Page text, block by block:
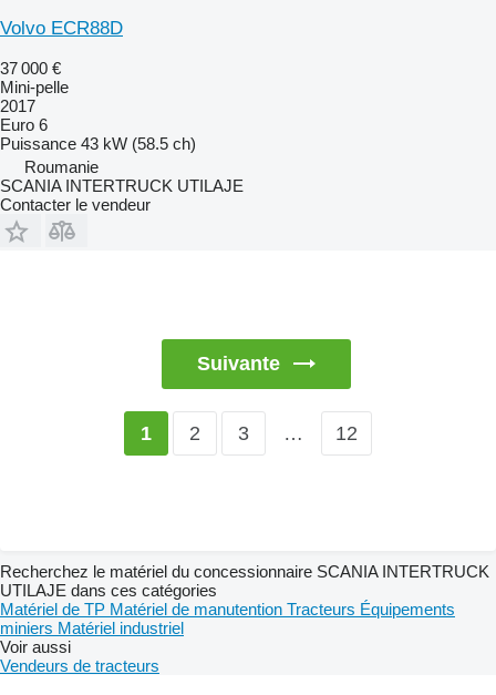
Volvo ECR88D
37 000 €
Mini-pelle
2017
Euro 6
Puissance 43 kW (58.5 ch)
Roumanie
SCANIA INTERTRUCK UTILAJE
Contacter le vendeur
Suivante
1 2 3 … 12
Recherchez le matériel du concessionnaire SCANIA INTERTRUCK
UTILAJE dans ces catégories
Matériel de TP Matériel de manutention Tracteurs Équipements
miniers Matériel industriel
Voir aussi
Vendeurs de tracteurs